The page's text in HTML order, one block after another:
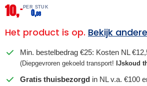
10,– PER STUK
0,08
Het product is op. Bekijk
Min. bestelbedrag €25: Kosten NL
(Diepgevroren gekoeld transport! IJskoud
Gratis thuisbezorgd in NL v.a. €100